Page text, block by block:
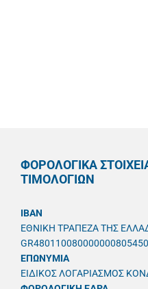
ΦΟΡΟΛΟΓΙΚΑ
ΤΙΜΟΛΟΓΙΩΝ
IBAN
ΕΘΝΙΚΗ ΤΡΑΠΕΖΑ ΤΗΣ
ΕΠΩΝΥΜΙΑ
ΕΙΔΙΚΟΣ ΛΟΓΑΡΙΑΣΜΟΣ